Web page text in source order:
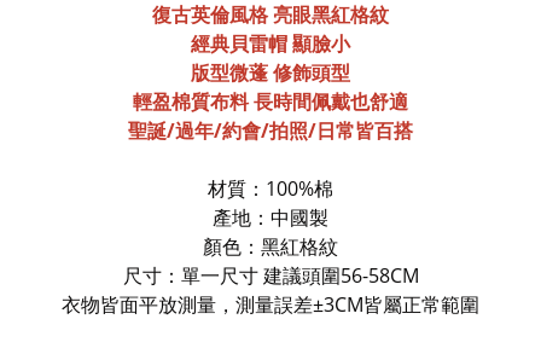
復古英倫風格 亮眼黑紅格紋
經典貝雷帽 顯臉小
版型微蓬 修飾頭型
輕盈棉質布料 長時間佩戴也舒適
聖誕/過年/約會/拍照/日常皆百搭
材質：100%棉
產地：中國製
顏色：黑紅格紋
尺寸：單一尺寸建議頭圍56-58CM
衣物皆面平放測量，測量誤差±3CM皆屬正常範圍